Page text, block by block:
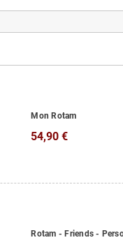
Mon Rotam
54,90 €
Rotam - Friends -